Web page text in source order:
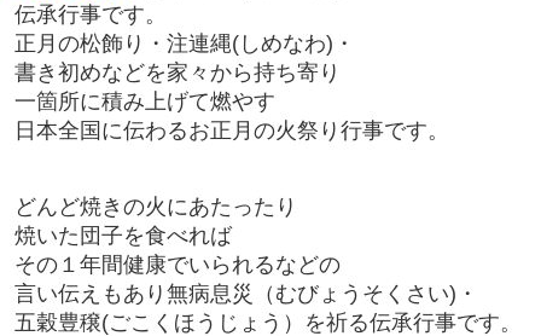
伝承行事です。
正月の松飾り・注連縄(しめなわ)・
書き初めなどを家々から持ち寄り
一箇所に積み上げて燃やす
日本全国に伝わるお正月の火祭り行事です。
どんど焼きの火にあたったり
焼いた団子を食べれば
その１年間健康でいられるなどの
言い伝えもあり 無病息災（むびょうそくさい)・
五穀豊穣(ごこくほうじょう）を祈る伝承行事です。